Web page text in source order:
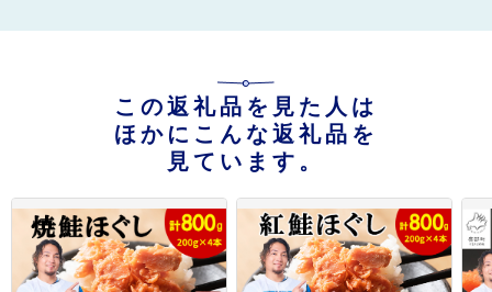
この返礼品を見た人は
ほかにこんな返礼品を
見ています。